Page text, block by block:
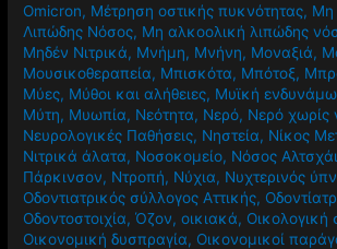
Omicron, Μέτρηση οστικής πυκνότητας, Μη
Λιπώδης Νόσος, Μη αλκοολική λιπώδης
Μηδέν Νιτρικά, Μνήμη, Μνήνη, Μοναξιά,
Μουσικοθεραπεία, Μπισκότα, Μπότοξ,
Μύες, Μύθοι και αλήθειες, Μυϊκή
Μύτη, Μυωπία, Νεότητα, Νερό, Νερό χωρίς
Νευρολογικές Παθήσεις, Νηστεία, Νίκος
Νιτρικά άλατα, Νοσοκομείο, Νόσος
Πάρκινσον, Ντροπή, Νύχια, Νυχτερινός
Οδοντιατρικός σύλλογος Αττικής,
Οδοντοστοιχία,Όζον,οικιακά, Οικολογική
Οικονομική δυσπραγία, Οικονομικοί